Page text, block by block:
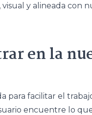
y alineada con
en la
para facilitar el
encuentre lo